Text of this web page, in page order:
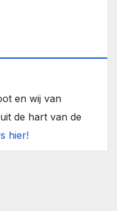
en wij van
de hart van de
hier!